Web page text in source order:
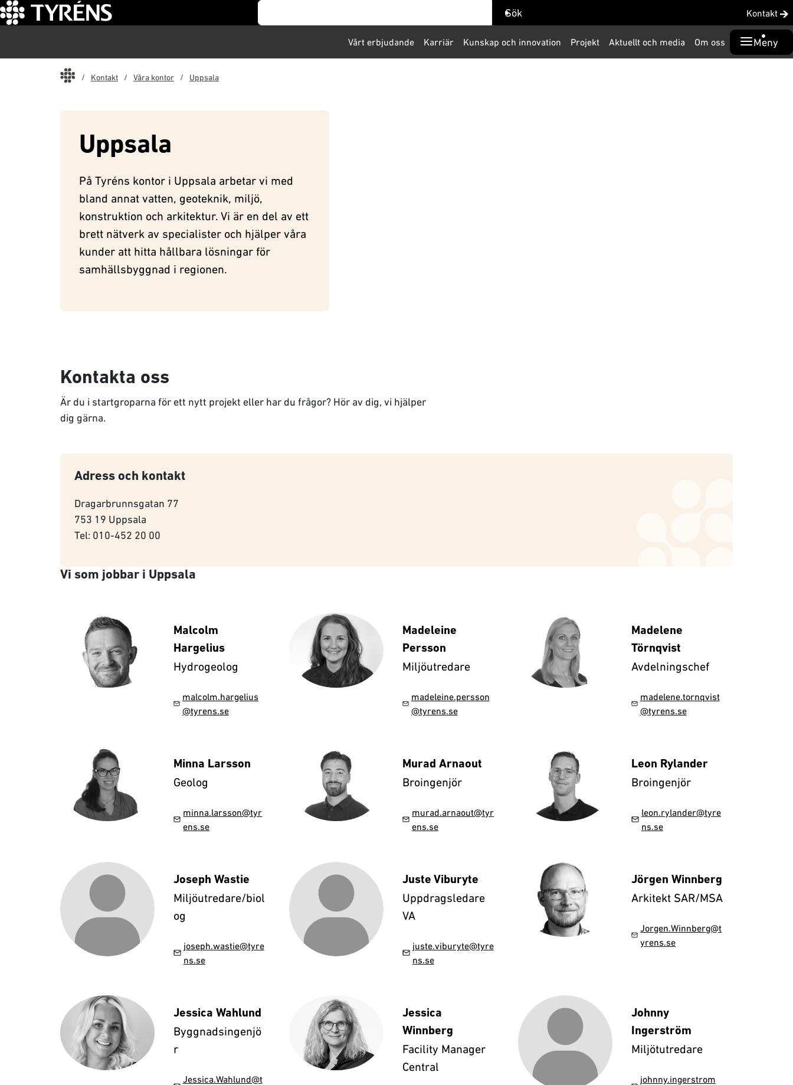
Sök Sök Kontakt
Vårt erbjudande Karriär Kunskap och innovation Projekt Aktuellt och media Om oss Meny
Start
Kontakt
Våra kontor Uppsala
Uppsala
På Tyréns kontor i Uppsala arbetar vi med
bland annat vatten, geoteknik, miljö,
konstruktion och arkitektur. Vi är en del av ett
brett nätverk av specialister och hjälper våra
kunder att hitta hållbara lösningar för
samhällsbyggnad i regionen.
Kontakta oss
Är du i startgroparna för ett nytt projekt eller har du frågor? Hör av dig, vi hjälper
dig gärna.
Adress och kontakt
Dragarbrunnsgatan 77
753 19 Uppsala
Tel: 010-452 20 00
Vi som jobbar i Uppsala
Malcolm
Hargelius
Hydrogeolog
malcolm.hargelius
@tyrens.se
Madeleine
Persson
Miljöutredare
madeleine.persson
@tyrens.se
Madelene
Törnqvist
Avdelningschef
madelene.tornqvist
@tyrens.se
Minna Larsson
Geolog
minna.larsson@tyr
ens.se
Murad Arnaout
Broingenjör
murad.arnaout@tyr
ens.se
Leon Rylander
Broingenjör
leon.rylander@tyre
ns.se
Joseph Wastie
Miljöutredare/biol
og
joseph.wastie@tyre
ns.se
Juste Viburyte
Uppdragsledare
VA
juste.viburyte@tyre
ns.se
Jörgen Winnberg
Arkitekt SAR/MSA
Jorgen.Winnberg@t
yrens.se
Jessica Wahlund
Byggnadsingenjö
r
Jessica.Wahlund@t
Jessica
Winnberg
Facility Manager
Central
Johnny
Ingerström
Miljötutredare
johnny.ingerstrom